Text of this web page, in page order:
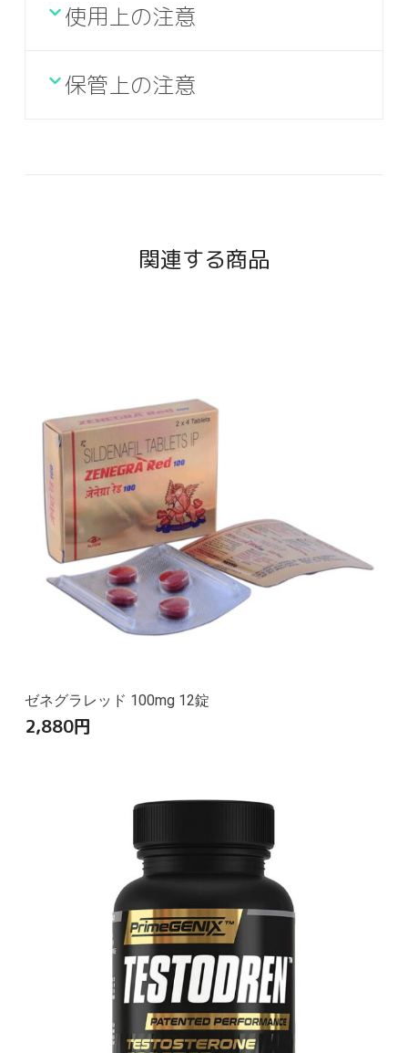
使用上の注意
保管上の注意
関連する商品
ゼネグラレッド 100mg 12錠
2,880円